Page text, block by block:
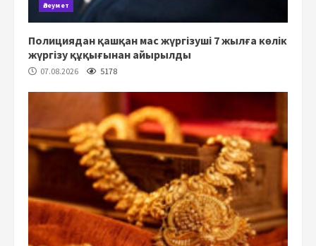
Әлеумет
Полициядан қашқан мас жүргізуші 7 жылға көлік
жүргізу құқығынан айырылды
07.08.2026 5178